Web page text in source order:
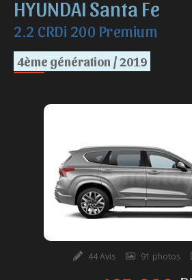
HYUNDAI Santa Fe
2.2 CRDi 200 Premium
4ème génération / 2019
44 Avis 91 photos